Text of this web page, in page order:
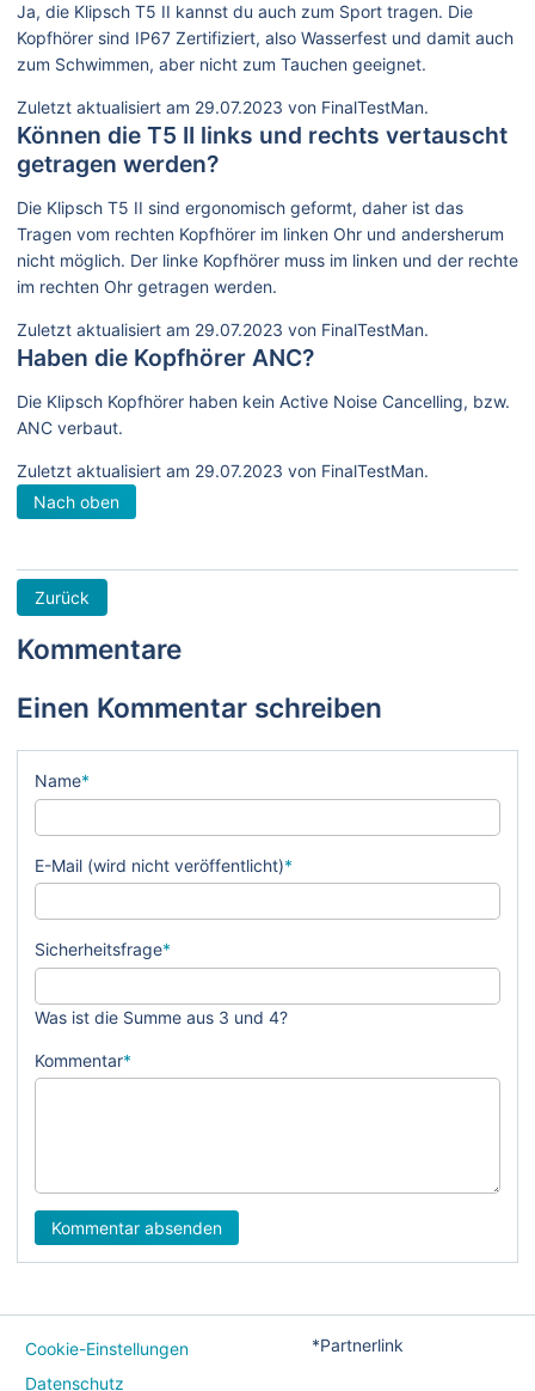
Ja, die Klipsch T5 II kannst du auch zum Sport tragen. Die
Kopfhörer sind IP67 Zertifiziert, also Wasserfest und damit auch
zum Schwimmen, aber nicht zum Tauchen geeignet.
Zuletzt aktualisiert am 29.07.2023 von FinalTestMan.
Können die T5 II links und rechts vertauscht
getragen werden?
Die Klipsch T5 II sind ergonomisch geformt, daher ist das
Tragen vom rechten Kopfhörer im linken Ohr und andersherum
nicht möglich. Der linke Kopfhörer muss im linken und der rechte
im rechten Ohr getragen werden.
Zuletzt aktualisiert am 29.07.2023 von FinalTestMan.
Haben die Kopfhörer ANC?
Die Klipsch Kopfhörer haben kein Active Noise Cancelling, bzw.
ANC verbaut.
Zuletzt aktualisiert am 29.07.2023 von FinalTestMan.
Nach oben
Zurück
Kommentare
Einen Kommentar schreiben
Name*
E-Mail (wird nicht veröffentlicht)*
Sicherheitsfrage*
Was ist die Summe aus 3 und 4?
Kommentar*
Kommentar absenden
Cookie-Einstellungen
*Partnerlink
Datenschutz